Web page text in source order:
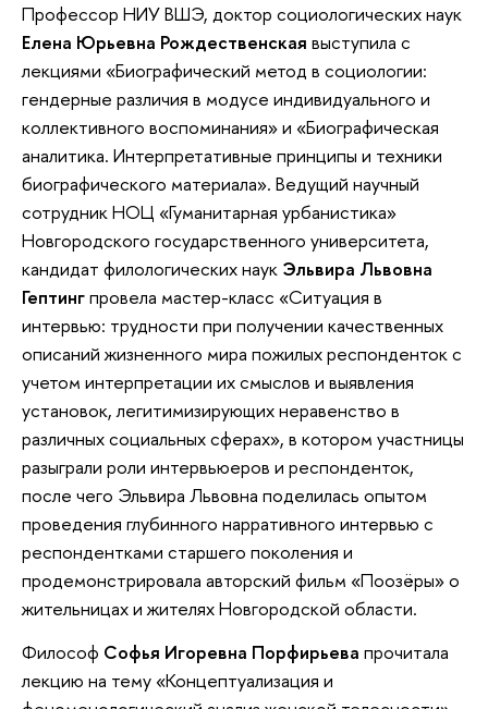
Профессор НИУ ВШЭ, доктор социологических наук
Елена Юрьевна Рождественская выступила с
лекциями «Биографический метод в социологии:
гендерные различия в модусе индивидуального и
коллективного воспоминания» и «Биографическая
аналитика. Интерпретативные принципы и техники
биографического материала». Ведущий научный
сотрудник НОЦ «Гуманитарная урбанистика»
Новгородского государственного университета,
кандидат филологических наук Эльвира Львовна
Гептингпровела мастер-класс «Ситуация в
интервью: трудности при получении качественных
описаний жизненного мира пожилых респонденток с
учетом интерпретации их смыслов и выявления
установок, легитимизирующих неравенство в
различных социальных сферах», в котором участницы
разыграли роли интервьюеров и респонденток,
после чего Эльвира Львовна поделилась опытом
проведения глубинного нарративного интервью с
респондентками старшего поколения и
продемонстрировала авторский фильм «Поозёры» о
жительницах и жителях Новгородской области.
Философ Софья Игоревна Порфирьева прочитала
лекцию на тему «Концептуализация и